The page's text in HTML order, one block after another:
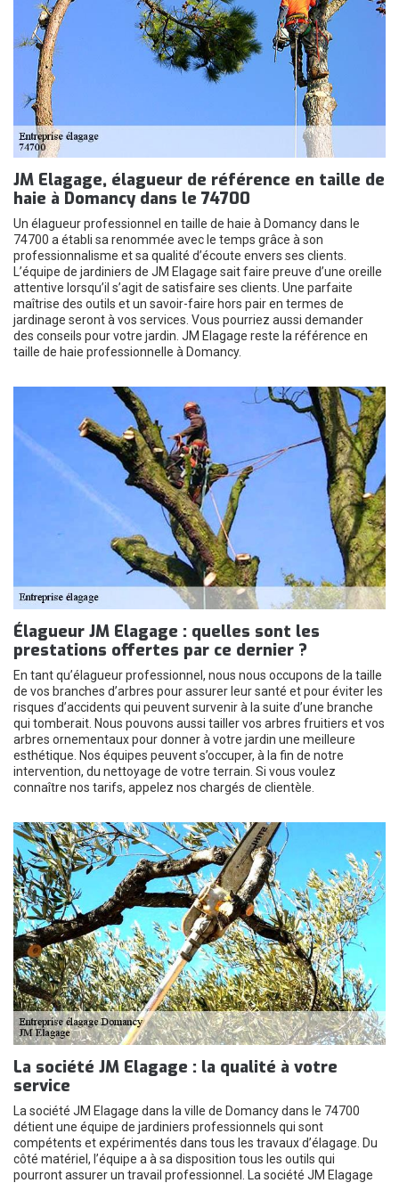
JM Elagage, élagueur de référence en taille de
haie à Domancy dans le 74700
Un élagueur professionnel en taille de haie à Domancy dans le
74700 a établi sa renommée avec le temps grâce à son
professionnalisme et sa qualité d’écoute envers ses clients.
L’équipe de jardiniers de JM Elagage sait faire preuve d’une oreille
attentive lorsqu’il s’agit de satisfaire ses clients. Une parfaite
maîtrise des outils et un savoir-faire hors pair en termes de
jardinage seront à vos services. Vous pourriez aussi demander
des conseils pour votre jardin. JM Elagage reste la référence en
taille de haie professionnelle à Domancy.
Élagueur JM Elagage : quelles sont les
prestations offertes par ce dernier ?
En tant qu’élagueur professionnel, nous nous occupons de la taille
de vos branches d’arbres pour assurer leur santé et pour éviter les
risques d’accidents qui peuvent survenir à la suite d’une branche
qui tomberait. Nous pouvons aussi tailler vos arbres fruitiers et vos
arbres ornementaux pour donner à votre jardin une meilleure
esthétique. Nos équipes peuvent s’occuper, à la fin de notre
intervention, du nettoyage de votre terrain. Si vous voulez
connaître nos tarifs, appelez nos chargés de clientèle.
La société JM Elagage : la qualité à votre
service
La société JM Elagage dans la ville de Domancy dans le 74700
détient une équipe de jardiniers professionnels qui sont
compétents et expérimentés dans tous les travaux d’élagage. Du
côté matériel, l’équipe a à sa disposition tous les outils qui
pourront assurer un travail professionnel. La société JM Elagage